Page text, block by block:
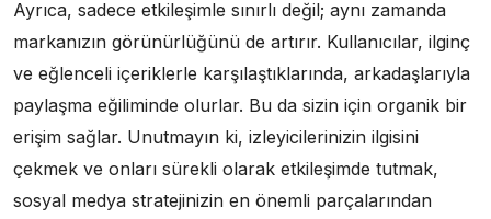
Ayrıca, sadece etkileşimle sınırlı değil; aynı zamanda
markanızın görünürlüğünü de artırır. Kullanıcılar, ilginç
ve eğlenceli içeriklerle karşılaştıklarında, arkadaşlarıyla
paylaşma eğiliminde olurlar. Bu da sizin için organik bir
erişim sağlar. Unutmayın ki, izleyicilerinizin ilgisini
çekmek ve onları sürekli olarak etkileşimde tutmak,
sosyal medya stratejinizin en önemli parçalarından